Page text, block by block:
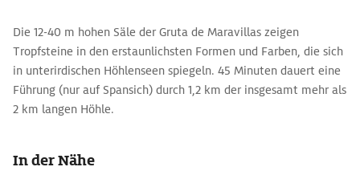
Die 12-40 m hohen Säle der Gruta de Maravillas zeigen
Tropfsteine in den erstaunlichsten Formen und Farben, die sich
in unterirdischen Höhlenseen spiegeln. 45 Minuten dauert eine
Führung (nur auf Spansich) durch 1,2 km der insgesamt mehr als
2 km langen Höhle.
In der Nähe